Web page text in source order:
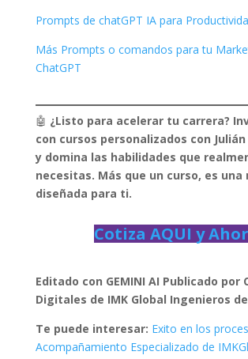
Prompts de chatGPT IA para
Más Prompts o comandos para tu
ChatGPT
🤖 ¿Listo para acelerar tu carrera?
con cursos personalizados con
y domina las habilidades que
necesitas. Más que un curso, es
diseñada para ti.
Cotiza AQUI y
Editado con GEMINI AI Publicado por
Digitales de IMK Global Ingenieros
Te puede interesar: Exito en los
Acompañamiento Especializado de